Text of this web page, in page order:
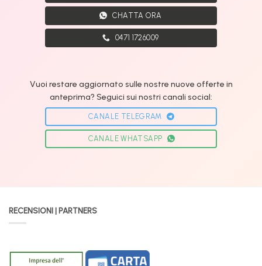
CHATTA ORA
0471 1726009
Vuoi restare aggiornato sulle nostre nuove offerte in
anteprima? Seguici sui nostri canali social:
CANALE TELEGRAM
CANALE WHATSAPP
RECENSIONI | PARTNERS